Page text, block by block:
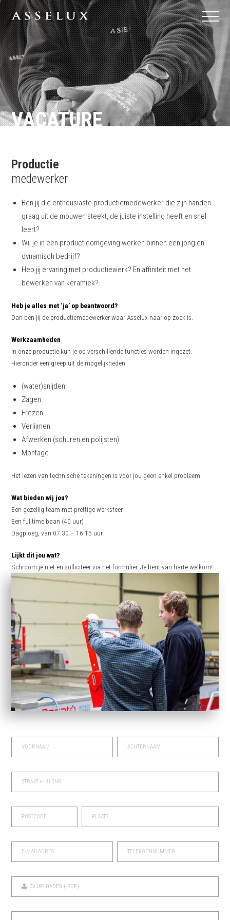
VACATURE
Productie
medewerker
Ben jij die enthousiaste productiemedewerker die zijn handen
graag uit de mouwen steekt, de juiste instelling heeft en snel
leert?
Wil je in een productieomgeving werken binnen een jong en
dynamisch bedrijf?
Heb jij ervaring met productiewerk? En affiniteit met het
bewerken van keramiek?
Heb je alles met ‘ja’ op beantwoord?
Dan ben jij de productiemedewerker waar Asselux naar op zoek is.
Werkzaamheden
In onze productie kun je op verschillende functies worden ingezet.
Hieronder een greep uit de mogelijkheden:
(water)snijden
Zagen
Frezen
Verlijmen
Afwerken (schuren en polijsten)
Montage
Het lezen van technische tekeningen is voor jou geen enkel probleem.
Wat bieden wij jou?
Een gezellig team met prettige werksfeer
Een fulltime baan (40 uur)
Dagploeg, van 07:30 – 16:15 uur
Lijkt dit jou wat?
Schroom je niet en solliciteer via het formulier. Je bent van harte welkom!
CV UPLOADEN (.PDF)